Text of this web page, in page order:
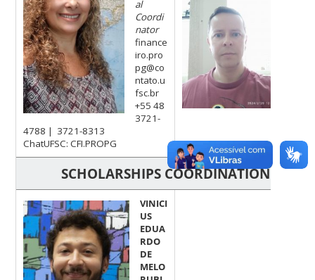
al
Coordi
nator
finance
iro.pro
pg@co
ntato.u
fsc.br
+55 48
3721-
4788 | 3721-8313
ChatUFSC: CFI.PROPG
SCHOLARSHIPS COORDINATION
VINICI
US
EDUA
RDO
DE
MELO